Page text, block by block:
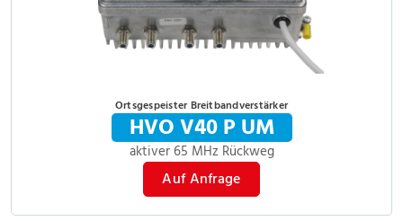
Ortsgespeister Breitbandverstärker
HVO V40 P UM
aktiver 65 MHz Rückweg
Auf Anfrage